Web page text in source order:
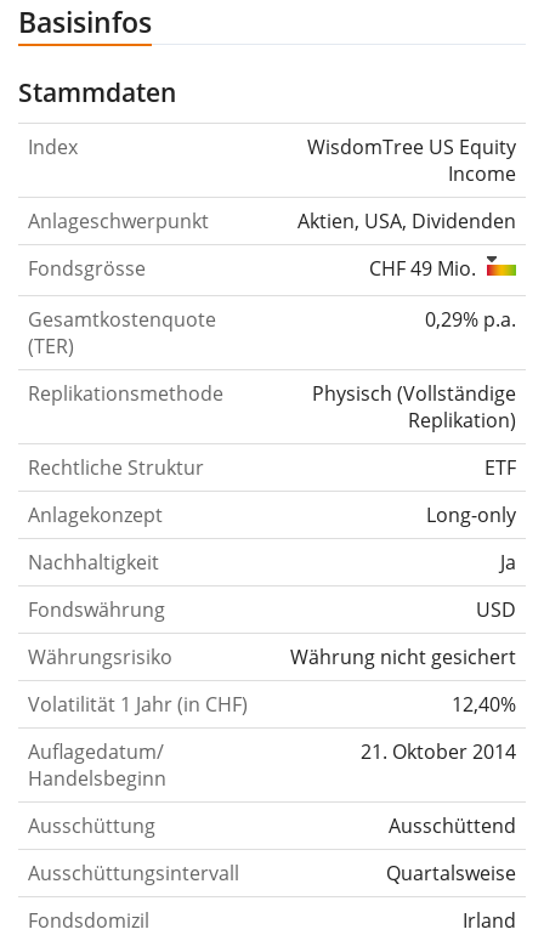
Basisinfos
Stammdaten
Index
WisdomTree US Equity
Income
Anlageschwerpunkt
Aktien, USA, Dividenden
Fondsgrösse
CHF 49 Mio.
Gesamtkostenquote
(TER)
0,29% p.a.
Replikationsmethode Physisch (Vollständige
Replikation)
Rechtliche Struktur
ETF
Anlagekonzept
Long-only
Nachhaltigkeit
Ja
Fondswährung
USD
Währungsrisiko
Währung nicht gesichert
Volatilität 1 Jahr (in CHF)
12,40%
Auflagedatum/
Handelsbeginn
21. Oktober 2014
Ausschüttung
Ausschüttend
Ausschüttungsintervall
Quartalsweise
Fondsdomizil
Irland